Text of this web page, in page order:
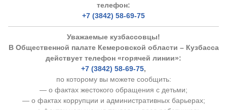
телефон:
+7 (3842) 58-69-75
Уважаемые кузбассовцы!
В Общественной палате Кемеровской области – Кузбасса
действует телефон «горячей линии»:
+7 (3842) 58-69-75,
по которому вы можете сообщить:
— о фактах жестокого обращения с детьми;
— о фактах коррупции и административных барьерах;